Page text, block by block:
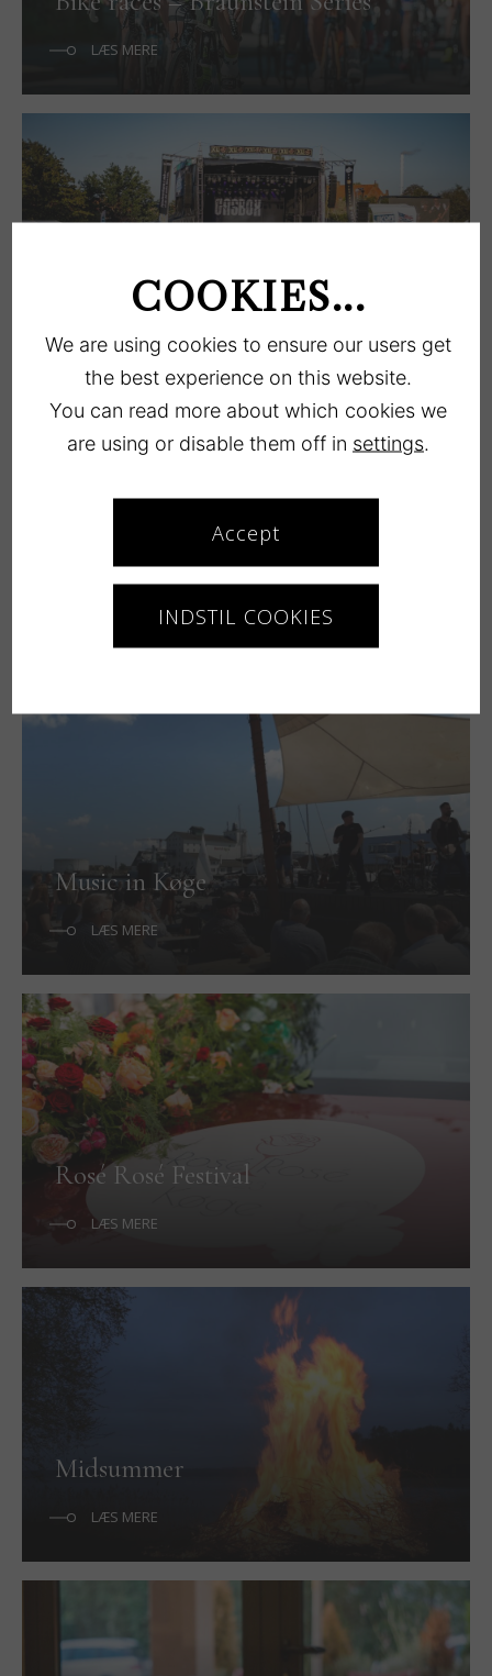
LÆS MERE
Køge Festival
LÆS MERE
Køge Beer Day
Music in Køge
LÆS MERE
Rosé Rosé Festival
LÆS MERE
Midsummer
LÆS MERE
COOKIES...
We are using cookies to ensure our users get
the best experience on this website.
You can read more about which cookies we
are using or disable them off in settings
INDSTIL COOKIES
Accept